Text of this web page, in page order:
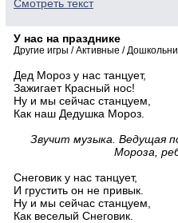
Смотреть текст
У нас на празднике
Другие игры / Активные /
Дед Мороз у нас танцует,
Зажигает Красный нос!
Ну и мы сейчас станцуем,
Как наш Дедушка Мороз.
Звучит музыка. Ведущая
Мороза,
Снеговик у нас танцует,
И грустить он не привык.
Ну и мы сейчас станцуем,
Как веселый Снеговик.